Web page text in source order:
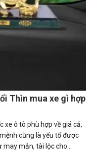
Thìn mua xe gì hợp
xe ô tô phù hợp về giá cả,
cũng là yếu tố được
may mắn, tài lộc cho